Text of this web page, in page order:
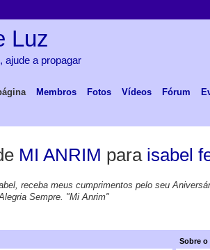
ajude a propagar
Membros Fotos Vídeos Fórum
MI ANRIM para isabel
receba meus cumprimentos pelo seu
Sempre. "Mi Anrim"
Sobre